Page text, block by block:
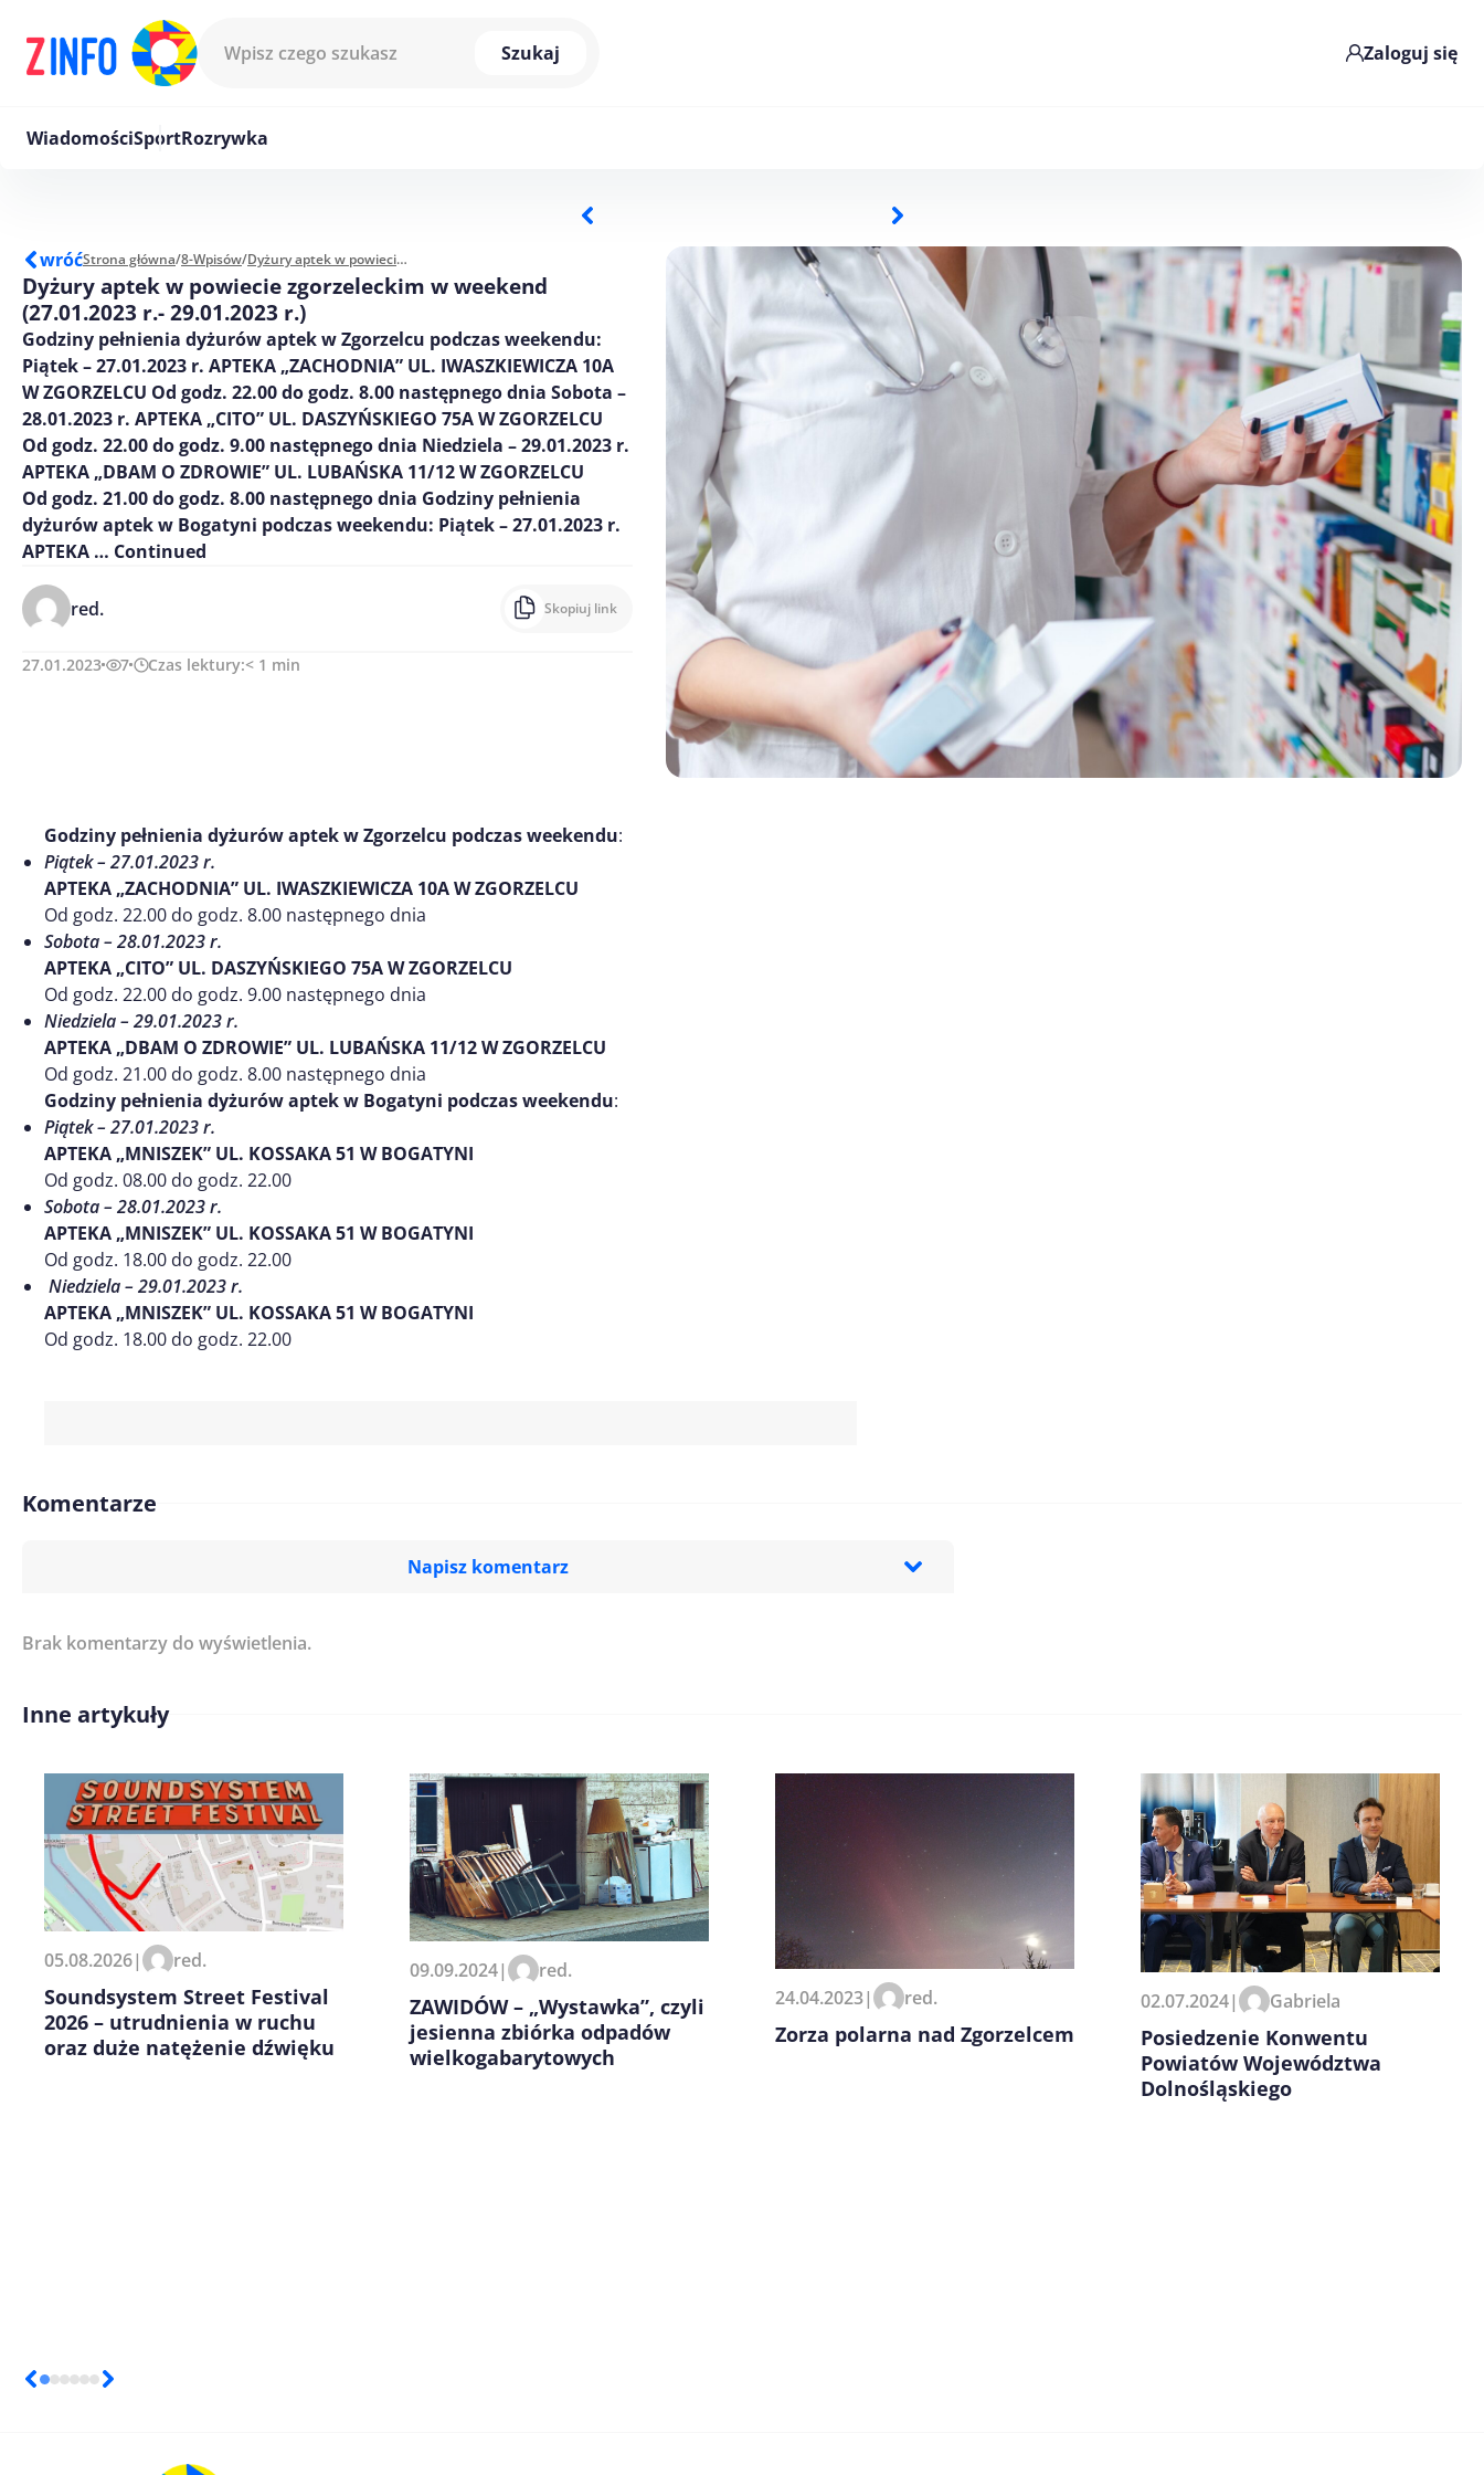
Szukaj
Zaloguj się
WiadomościSportRozrywka
wróćStrona główna/8-Wpisów/ Dyżury aptek w powiecie zgorzeleckim w weekend (27.01.2023 r.- 29.01.2023 r.)
Dyżury aptek w powiecie zgorzeleckim w weekend
(27.01.2023 r.- 29.01.2023 r.)
Godziny pełnienia dyżurów aptek w Zgorzelcu podczas weekendu:
Piątek – 27.01.2023 r. APTEKA „ZACHODNIA” UL. IWASZKIEWICZA 10A
W ZGORZELCU Od godz. 22.00 do godz. 8.00 następnego dnia Sobota –
28.01.2023 r. APTEKA „CITO” UL. DASZYŃSKIEGO 75A W ZGORZELCU
Od godz. 22.00 do godz. 9.00 następnego dnia Niedziela – 29.01.2023 r.
APTEKA „DBAM O ZDROWIE” UL. LUBAŃSKA 11/12 W ZGORZELCU
Od godz. 21.00 do godz. 8.00 następnego dnia Godziny pełnienia
dyżurów aptek w Bogatyni podczas weekendu: Piątek – 27.01.2023 r.
APTEKA … Continued
red. Skopiuj link
27.01.2023 7 Czas lektury:< 1 min
Godziny pełnienia dyżurów aptek w Zgorzelcu podczas weekendu:
Piątek – 27.01.2023 r.
APTEKA „ZACHODNIA” UL. IWASZKIEWICZA 10A W ZGORZELCU
Od godz. 22.00 do godz. 8.00 następnego dnia
Sobota – 28.01.2023 r.
APTEKA „CITO” UL. DASZYŃSKIEGO 75A W ZGORZELCU
Od godz. 22.00 do godz. 9.00 następnego dnia
Niedziela – 29.01.2023 r.
APTEKA „DBAM O ZDROWIE” UL. LUBAŃSKA 11/12 W ZGORZELCU
Od godz. 21.00 do godz. 8.00 następnego dnia
Godziny pełnienia dyżurów aptek w Bogatyni podczas weekendu:
Piątek – 27.01.2023 r.
APTEKA „MNISZEK” UL. KOSSAKA 51 W BOGATYNI
Od godz. 08.00 do godz. 22.00
Sobota – 28.01.2023 r.
APTEKA „MNISZEK” UL. KOSSAKA 51 W BOGATYNI
Od godz. 18.00 do godz. 22.00
Niedziela – 29.01.2023 r.
APTEKA „MNISZEK” UL. KOSSAKA 51 W BOGATYNI
Od godz. 18.00 do godz. 22.00
Komentarze
Napisz komentarz
Imię/ Nick*
Zapamiętaj moje dane w tej przeglądarce podczas pisania
kolejnych komentarzy.
Brak komentarzy do wyświetlenia.
Inne artykuły
05.08.2026| red.
Soundsystem Street Festival
2026 – utrudnienia w ruchu
oraz duże natężenie dźwięku
09.09.2024| red.
ZAWIDÓW – „Wystawka”, czyli
jesienna zbiórka odpadów
wielkogabarytowych
24.04.2023| red.
Zorza polarna nad Zgorzelcem
02.07.2024| Gabriela
Posiedzenie Konwentu
Powiatów Województwa
Dolnośląskiego